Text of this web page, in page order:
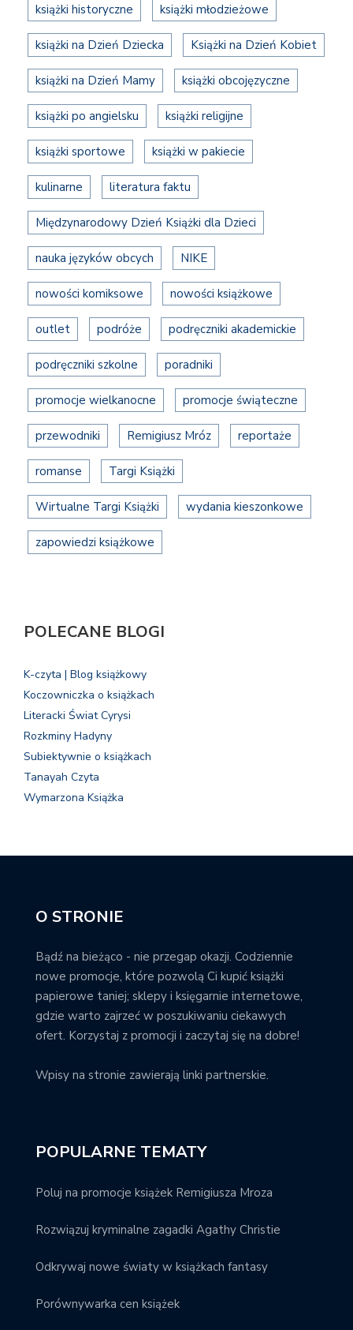
książki historyczne książki młodzieżowe
książki na Dzień Dziecka Książki na Dzień Kobiet
książki na Dzień Mamy książki obcojęzyczne
książki po angielsku książki religijne
książki sportowe książki w pakiecie
kulinarne literatura faktu
Międzynarodowy Dzień Książki dla Dzieci
nauka języków obcych NIKE
nowości komiksowe nowości książkowe
outlet podróże podręczniki akademickie
podręczniki szkolne poradniki
promocje wielkanocne promocje świąteczne
przewodniki Remigiusz Mróz reportaże
romanse Targi Książki
Wirtualne Targi Książki wydania kieszonkowe
zapowiedzi książkowe
POLECANE BLOGI
K-czyta | Blog książkowy
Koczowniczka o książkach
Literacki Świat Cyrysi
Rozkminy Hadyny
Subiektywnie o książkach
Tanayah Czyta
Wymarzona Książka
O STRONIE
Bądź na bieżąco - nie przegap okazji. Codziennie
nowe promocje, które pozwolą Ci kupić książki
papierowe taniej; sklepy i księgarnie internetowe,
gdzie warto zajrzeć w poszukiwaniu ciekawych
ofert. Korzystaj z promocji i zaczytaj się na dobre!
Wpisy na stronie zawierają linki partnerskie.
POPULARNE TEMATY
Poluj na promocje książek Remigiusza Mroza
Rozwiązuj kryminalne zagadki Agathy Christie
Odkrywaj nowe światy w książkach fantasy
Porównywarka cen książek